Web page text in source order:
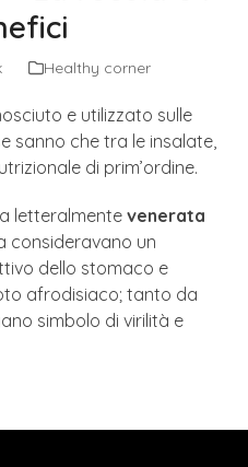
Healthy corner
e utilizzato sulle
sanno che tra le insalate,
di prim’ordine.
letteralmente venerata
consideravano un
dello stomaco e
afrodisiaco; tanto da
simbolo di virilità e